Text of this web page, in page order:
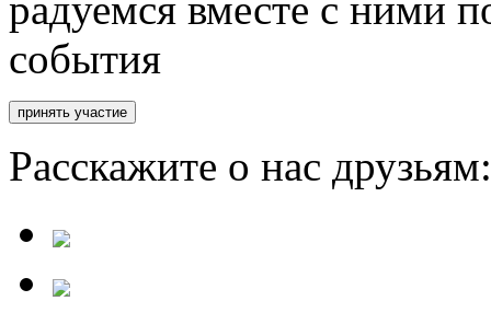
радуемся вместе с ними
события
Расскажите о нас